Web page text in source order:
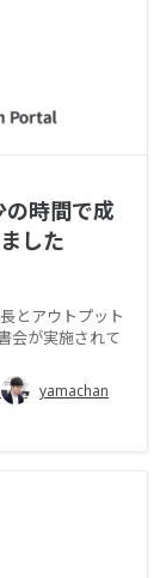
時間で成
した
とアウトプット
会が実施されて
yamachan